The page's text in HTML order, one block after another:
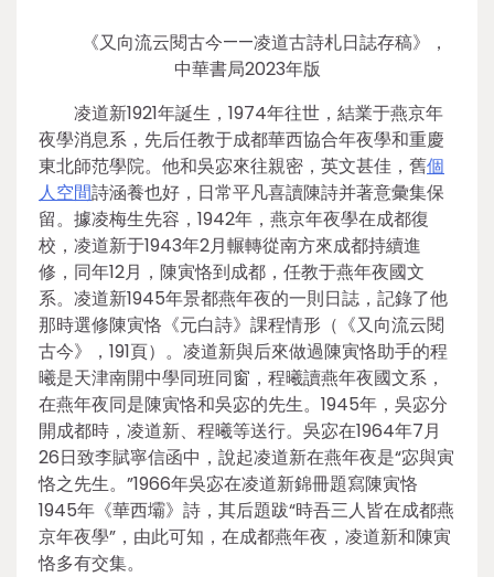
《又向流云閱古今——凌道古詩札日誌存稿》，
中華書局2023年版
凌道新1921年誕生，1974年往世，結業于燕京年
夜學消息系，先后任教于成都華西協合年夜學和重慶
東北師范學院。他和吳宓來往親密，英文甚佳，舊個
人空間詩涵養也好，日常平凡喜讀陳詩并著意彙集保
留。據凌梅生先容，1942年，燕京年夜學在成都復
校，凌道新于1943年2月輾轉從南方來成都持續進
修，同年12月，陳寅恪到成都，任教于燕年夜國文
系。凌道新1945年景都燕年夜的一則日誌，記錄了他
那時選修陳寅恪《元白詩》課程情形（《又向流云閱
古今》，191頁）。凌道新與后來做過陳寅恪助手的程
曦是天津南開中學同班同窗，程曦讀燕年夜國文系，
在燕年夜同是陳寅恪和吳宓的先生。1945年，吳宓分
開成都時，凌道新、程曦等送行。吳宓在1964年7月
26日致李賦寧信函中，說起凌道新在燕年夜是“宓與寅
恪之先生。”1966年吳宓在凌道新錦冊題寫陳寅恪
1945年《華西壩》詩，其后題跋“時吾三人皆在成都燕
京年夜學”，由此可知，在成都燕年夜，凌道新和陳寅
恪多有交集。